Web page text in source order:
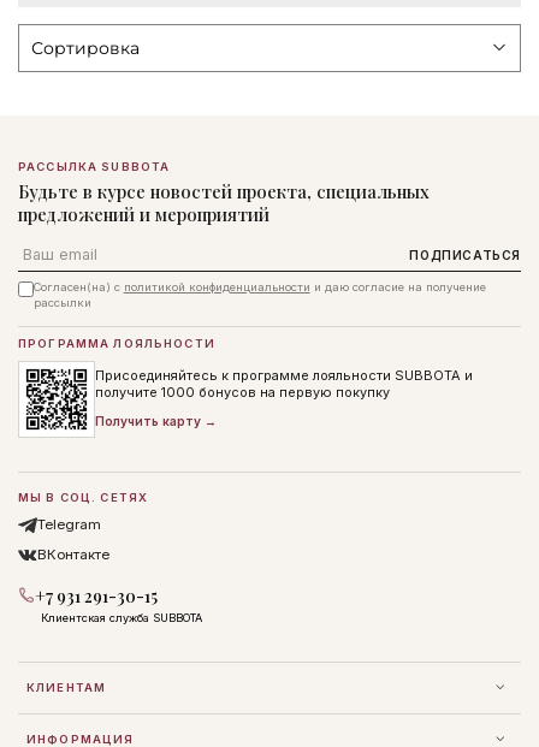
РАССЫЛКА SUBBOTA
Будьте в курсе новостей проекта, специальных
предложений и мероприятий
Email ПОДПИСАТЬСЯ
Согласен(на) с политикой конфиденциальности и даю согласие на получение
рассылки
КЛИЕНТАМ
ИНФОРМАЦИЯ
ПРОГРАММА ЛОЯЛЬНОСТИ
Присоединяйтесь к программе лояльности SUBBOTA и
получите 1000 бонусов на первую покупку
Получить карту →
МЫ В СОЦ. СЕТЯХ
Telegram
ВКонтакте
+7 931 291-30-15
Клиентская служба SUBBOTA